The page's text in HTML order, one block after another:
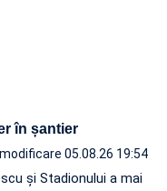
în șantier
05.08.26 19:54
și Stadionului a mai